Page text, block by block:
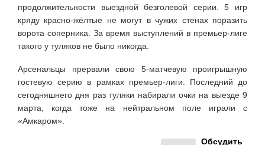
продолжительности выездной безголевой серии. 5 игр
кряду красно-жёлтые не могут в чужих стенах поразить
ворота соперника. За время выступлений в премьер-лиге
такого у туляков не было никогда.
Арсенальцы прервали свою 5-матчевую проигрышную
гостевую серию в рамках премьер-лиги. Последний до
сегодняшнего дня раз туляки набирали очки на выезде 9
марта, когда тоже на нейтральном поле играли с
«Амкаром».
Обсудить